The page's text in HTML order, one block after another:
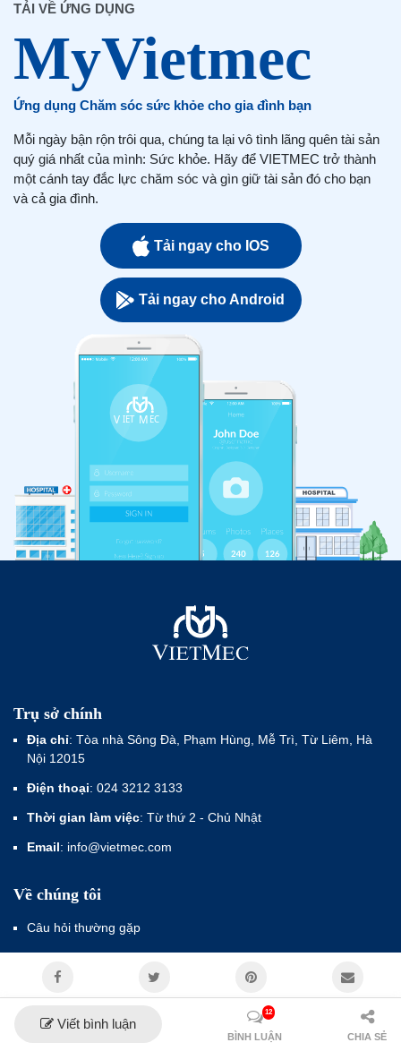
Viết bình luận
12
BÌNH LUẬN CHIA SẺ
TẢI VỀ ỨNG DỤNG
Ứng dụng Chăm sóc sức khỏe cho gia đình bạn
Mỗi ngày bận rộn trôi qua, chúng ta lại vô tình lãng quên tài sản
quý giá nhất của mình: Sức khỏe. Hãy để VIETMEC trở thành
một cánh tay đắc lực chăm sóc và gìn giữ tài sản đó cho bạn
và cả gia đình.
Tải ngay cho IOS
Tải ngay cho Android
Trụ sở chính
Địa chỉ: Tòa nhà Sông Đà, Phạm Hùng, Mễ Trì, Từ Liêm, Hà
Nội 12015
Điện thoại: 024 3212 3133
Thời gian làm việc: Từ thứ 2 - Chủ Nhật
Email: info@vietmec.com
Về chúng tôi
Câu hỏi thường gặp
Dịch vụ
Tiêu chuẩn